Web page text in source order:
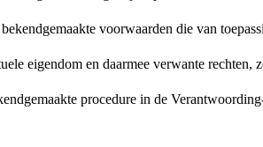
voorwaarden die van
eigendom en daarmee verwante
procedure in de